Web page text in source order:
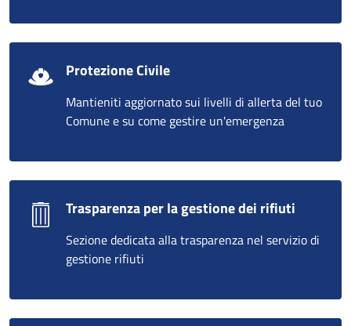
Protezione Civile
Mantieniti aggiornato sui livelli di allerta del tuo
Comune e su come gestire un'emergenza
Trasparenza per la gestione dei rifiuti
Sezione dedicata alla trasparenza nel servizio di
gestione rifiuti